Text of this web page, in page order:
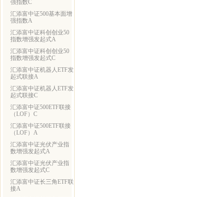
强指数C
汇添富中证500基本面增
强指数A
汇添富中证科创创业50
指数增强发起式A
汇添富中证科创创业50
指数增强发起式C
汇添富中证机器人ETF发
起式联接A
汇添富中证机器人ETF发
起式联接C
汇添富中证500ETF联接
（LOF）C
汇添富中证500ETF联接
（LOF）A
汇添富中证光伏产业指
数增强发起式A
汇添富中证光伏产业指
数增强发起式C
汇添富中证长三角ETF联
接A